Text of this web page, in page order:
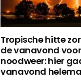
Tropische hitte
de vanavond
noodweer: hier
vanavond